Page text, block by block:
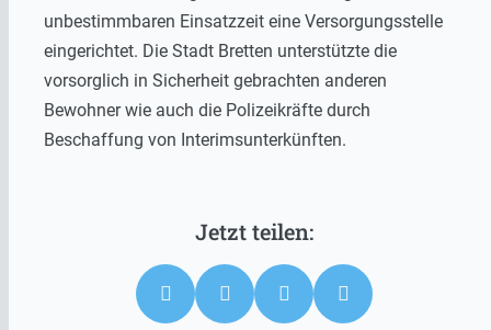
unbestimmbaren Einsatzzeit eine Versorgungsstelle
eingerichtet. Die Stadt Bretten unterstützte die
vorsorglich in Sicherheit gebrachten anderen
Bewohner wie auch die Polizeikräfte durch
Beschaffung von Interimsunterkünften.